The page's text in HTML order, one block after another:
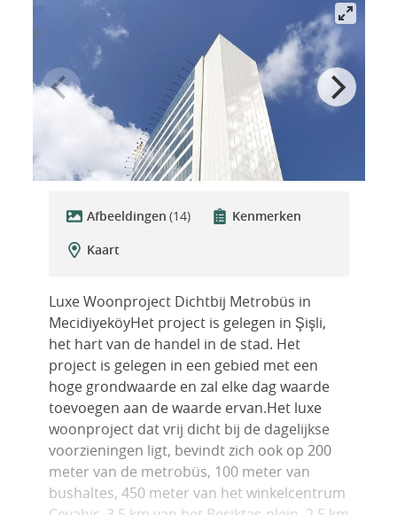
Afbeeldingen (14)
Kenmerken
Kaart
Luxe Woonproject Dichtbij Metrobüs in
MecidiyeköyHet project is gelegen in Şişli,
het hart van de handel in de stad. Het
project is gelegen in een gebied met een
hoge grondwaarde en zal elke dag waarde
toevoegen aan de waarde ervan.Het luxe
woonproject dat vrij dicht bij de dagelijkse
voorzieningen ligt, bevindt zich ook op 200
meter van de metrobüs, 100 meter van
bushaltes, 450 meter van het winkelcentrum